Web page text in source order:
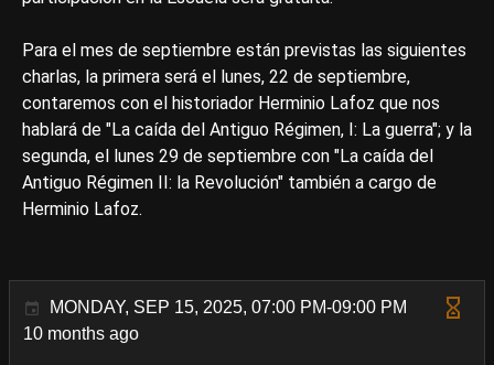
Para el mes de septiembre están previstas las siguientes
charlas, la primera será el lunes, 22 de septiembre,
contaremos con el historiador Herminio Lafoz que nos
hablará de "La caída del Antiguo Régimen, I: La guerra"; y la
segunda, el lunes 29 de septiembre con "La caída del
Antiguo Régimen II: la Revolución" también a cargo de
Herminio Lafoz.
MONDAY, SEP 15, 2025, 07:00 PM-09:00 PM
10 months ago